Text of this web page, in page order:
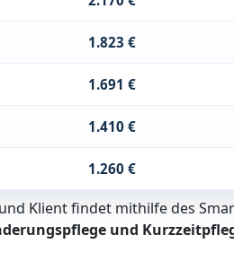
1.823 €
1.691 €
1.410 €
1.260 €
Klient findet mithilfe des
und